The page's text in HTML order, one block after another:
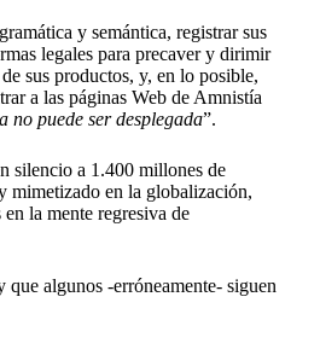
y semántica, registrar sus
legales para precaver y dirimir
sus productos, y, en lo posible,
a las páginas Web de Amnistía
no puede ser desplegada”.
silencio a 1.400 millones de
mimetizado en la globalización,
la mente regresiva de
que algunos -erróneamente- siguen